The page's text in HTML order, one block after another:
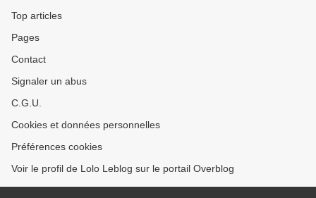
Top articles
Pages
Contact
Signaler un abus
C.G.U.
Cookies et données personnelles
Préférences cookies
Voir le profil de Lolo Leblog sur le portail Overblog